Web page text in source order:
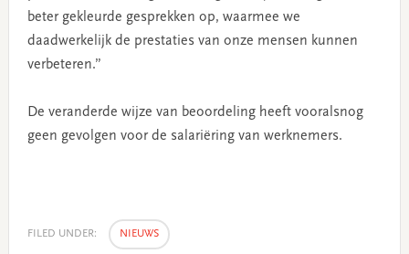
beter gekleurde gesprekken op, waarmee we
daadwerkelijk de prestaties van onze mensen kunnen
verbeteren.”
De veranderde wijze van beoordeling heeft vooralsnog
geen gevolgen voor de salariëring van werknemers.
FILED UNDER: NIEUWS